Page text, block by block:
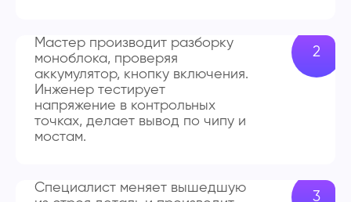
Мастер производит разборку
моноблока, проверяя
аккумулятор, кнопку включения.
Инженер тестирует
напряжение в контрольных
точках, делает вывод по чипу и
мостам.
Специалист меняет вышедшую